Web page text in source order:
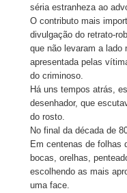
séria estranheza ao
O contributo mais
divulgação do retrato-
que não levaram a lado
apresentada pelas
do criminoso.
Há uns tempos atrás,
desenhador, que
do rosto.
No final da década de
Em centenas de folhas
bocas, orelhas,
escolhendo as mais
uma face.